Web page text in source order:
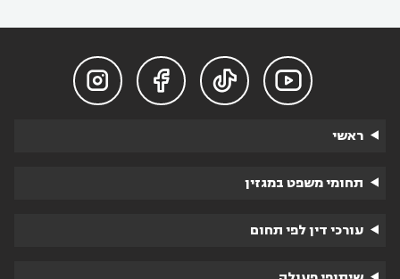




ראשי
תחומי משפט במגזין
עורכי דין לפי תחום